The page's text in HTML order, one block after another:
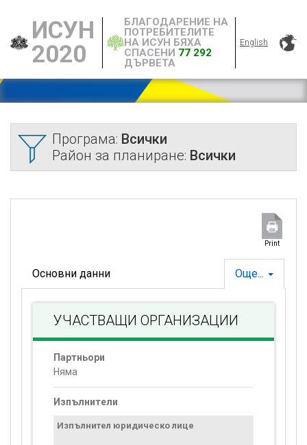
ИСУН
2020
БЛАГОДАРЕНИЕ НА
ПОТРЕБИТЕЛИТЕ
НА ИСУН БЯХА
СПАСЕНИ 77 292
ДЪРВЕТА
English
Програма: Всички
Район за планиране: Всички
Print
Още...
Основни данни
УЧАСТВАЩИ ОРГАНИЗАЦИИ
Партньори
Няма
Изпълнители
Изпълнител юридическо лице